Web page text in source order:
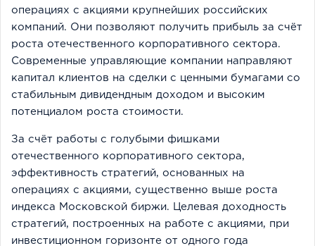
операциях с акциями крупнейших российских
компаний. Они позволяют получить прибыль за счёт
роста отечественного корпоративного сектора.
Современные управляющие компании направляют
капитал клиентов на сделки с ценными бумагами со
стабильным дивидендным доходом и высоким
потенциалом роста стоимости.
За счёт работы с голубыми фишками
отечественного корпоративного сектора,
эффективность стратегий, основанных на
операциях с акциями, существенно выше роста
индекса Московской биржи. Целевая доходность
стратегий, построенных на работе с акциями, при
инвестиционном горизонте от одного года